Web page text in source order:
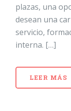
plazas, una
desean una
servicio,
interna. […]
LEER MÁS